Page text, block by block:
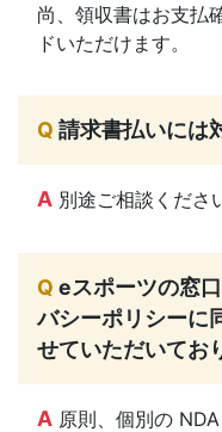
尚、領収書はお支払
ドいただけます。
Q 請求書払いには
A 別途ご相談くださ
Q eスポーツの窓
バシーポリシーに
せていただいてお
A 原則、個別の